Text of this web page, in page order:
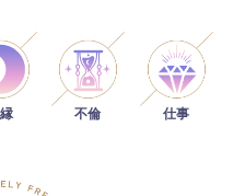
不倫 仕事